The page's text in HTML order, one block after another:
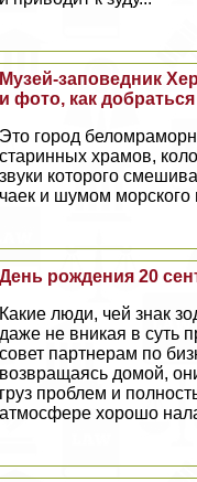
Музей-заповедник
и фото, как добраться
Это город
старинных храмов,
звуки которого
чаек и шумом морского
День рождения 20
Какие люди, чей знак
даже не вникая в суть
совет партнерам по
возвращаясь домой,
груз проблем и
атмосфере хорошо